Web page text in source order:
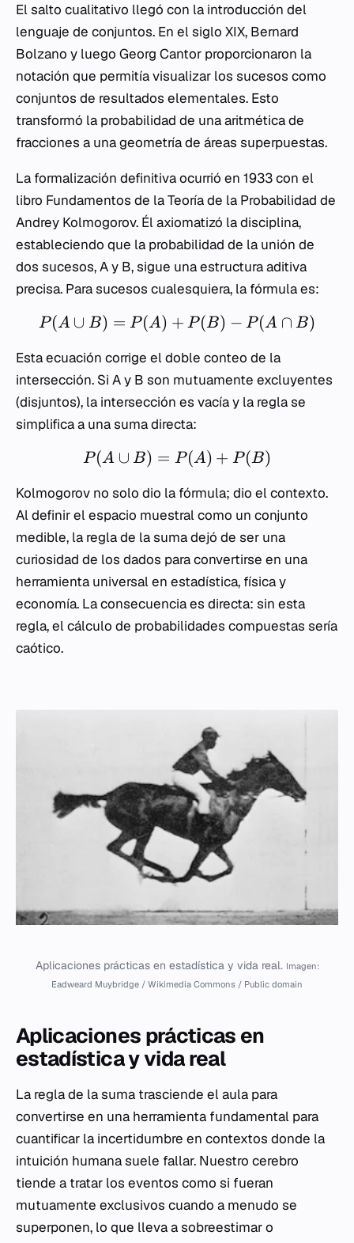
El salto cualitativo llegó con la introducción del
lenguaje de conjuntos. En el siglo XIX, Bernard
Bolzano y luego Georg Cantor proporcionaron la
notación que permitía visualizar los sucesos como
conjuntos de resultados elementales. Esto
transformó la probabilidad de una aritmética de
fracciones a una geometría de áreas superpuestas.
La formalización definitiva ocurrió en 1933 con el
libro Fundamentos de la Teoría de la Probabilidad de
Andrey Kolmogorov. Él axiomatizó la disciplina,
estableciendo que la probabilidad de la unión de
dos sucesos, A y B, sigue una estructura aditiva
precisa. Para sucesos cualesquiera, la fórmula es:
P(A ∪ B) = P (A) + P (B) − P (A ∩ B)
Esta ecuación corrige el doble conteo de la
intersección. Si A y B son mutuamente excluyentes
(disjuntos), la intersección es vacía y la regla se
simplifica a una suma directa:
P (A ∪ B) = P(A) + P(B)
Kolmogorov no solo dio la fórmula; dio el contexto.
Al definir el espacio muestral como un conjunto
medible, la regla de la suma dejó de ser una
curiosidad de los dados para convertirse en una
herramienta universal en estadística, física y
economía. La consecuencia es directa: sin esta
regla, el cálculo de probabilidades compuestas sería
caótico.
Aplicaciones prácticas en estadística y vida real. Imagen:
Eadweard Muybridge / Wikimedia Commons / Public domain
Aplicaciones prácticas en
estadística y vida real
La regla de la suma trasciende el aula para
convertirse en una herramienta fundamental para
cuantificar la incertidumbre en contextos donde la
intuición humana suele fallar. Nuestro cerebro
tiende a tratar los eventos como si fueran
mutuamente exclusivos cuando a menudo se
superponen, lo que lleva a sobreestimar o